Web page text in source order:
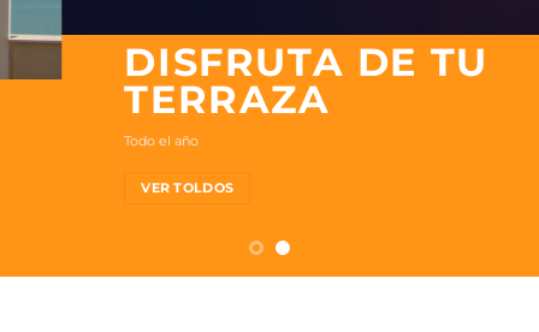
DISFRUTA DE TU
TERRAZA
Todo el año
VER TOLDOS